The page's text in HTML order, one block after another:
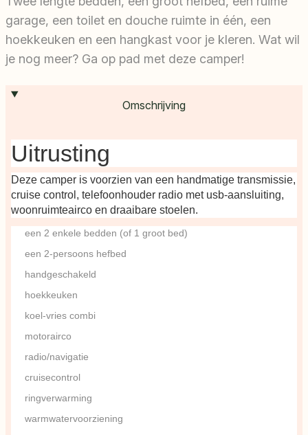
garage, een toilet en douche ruimte in één, een
hoekkeuken en een hangkast voor je kleren. Wat wil
je nog meer? Ga op pad met deze camper!
Omschrijving
Uitrusting
Deze camper is voorzien van een handmatige transmissie,
cruise control, telefoonhouder radio met usb-aansluiting,
woonruimteairco en draaibare stoelen.
een 2 enkele bedden (of 1 groot bed)
een 2-persoons hefbed
handgeschakeld
hoekkeuken
koel-vries combi
motorairco
radio/navigatie
cruisecontrol
ringverwarming
warmwatervoorziening